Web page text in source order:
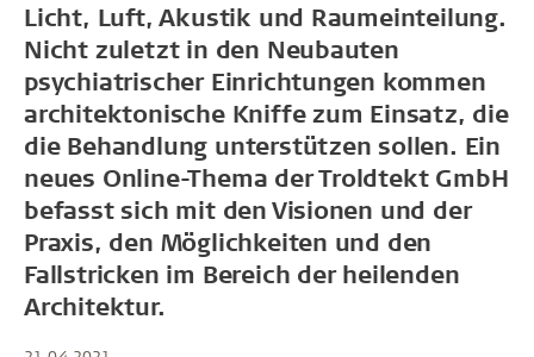
Licht, Luft, Akustik und Raumeinteilung.
Nicht zuletzt in den Neubauten
psychiatrischer Einrichtungen kommen
architektonische Kniffe zum Einsatz, die
die Behandlung unterstützen sollen. Ein
neues Online-Thema der Troldtekt GmbH
befasst sich mit den Visionen und der
Praxis, den Möglichkeiten und den
Fallstricken im Bereich der heilenden
Architektur.